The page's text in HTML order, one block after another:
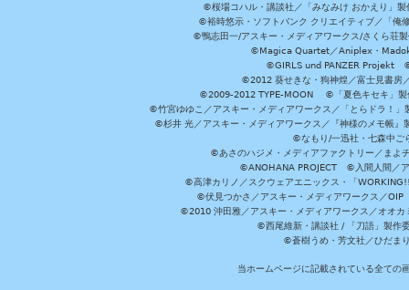
©桜場コハル・講談社／「みなみけ おかえり」
©裕時悠示・ソフトバンク クリエイティブ／「
©鴨志田一/アスキー・メディアワークス/さく
©Magica Quartet／Aniplex・
©GIRLS und PANZER Projekt ©
©2012 葵せきな・狗神煌／富士見書
©2009-2012 TYPE-MOON ©「夏色キセキ」製
©竹宮ゆゆこ／アスキー・メディアワークス／「とらドラ！
©杉井 光／アスキー・メディアワークス／『神様のメモ帳
©なもり/一迅社・七森中
©あさのハジメ・メディアファクトリー／ま
©ANOHANA PROJECT ©入間人間／ア
©高津カリノ／スクウェアエニックス・「
©伏見つかさ／アスキー・メディアワークス／
©2010 沖田雅／アスキー・メディアワークス／オオ
©西尾維新・講談社 / 「刀語」製作
©蒼樹うめ・芳文社／ひだま
当ホームページに記載されている全ての